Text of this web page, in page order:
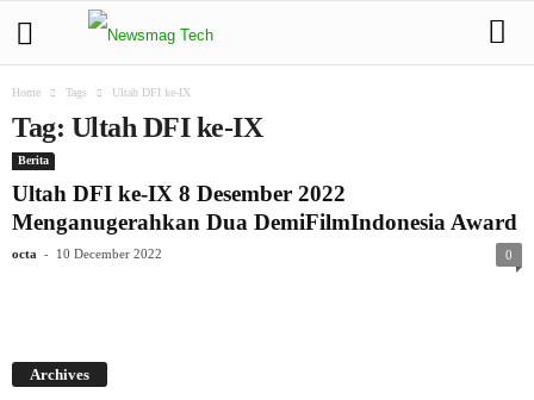
Home Tags Ultah DFI ke-IX
Tag: Ultah DFI ke-IX
Berita
Ultah DFI ke-IX 8 Desember 2022
Menganugerahkan Dua DemiFilmIndonesia Award
octa - 10 December 2022 0
Archives